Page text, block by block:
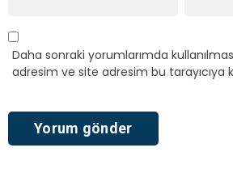
Daha sonraki yorumlarımda
adresim ve site adresim bu tarayıcıya